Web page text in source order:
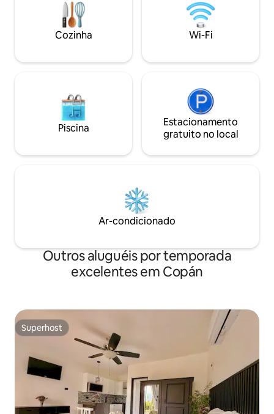
como viajantes individuais.
experiência
Cozinha Wi-Fi
Piscina
Estacionamento
gratuito no local
Ar-condicionado
Outros aluguéis por temporada
excelentes em Copán
Superhost
Superhost